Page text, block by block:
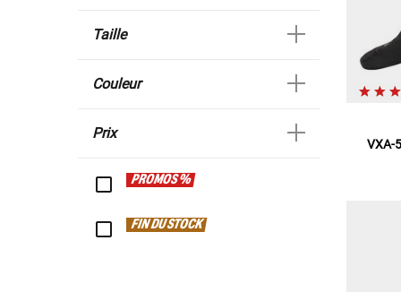
Taille
Couleur
Prix
PROMOS %
FIN DU STOCK
VXA-